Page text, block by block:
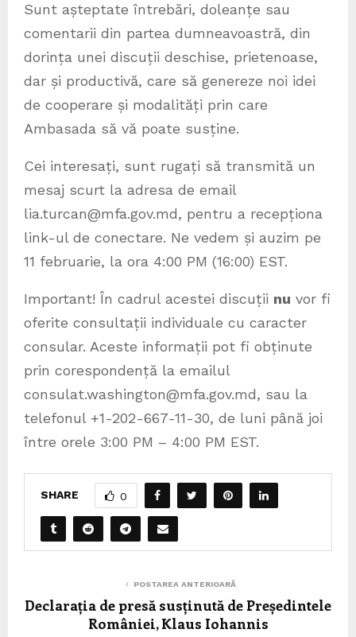
Sunt așteptate întrebări, doleanțe sau
comentarii din partea dumneavoastră, din
dorința unei discuții deschise, prietenoase,
dar și productivă, care să genereze noi idei
de cooperare și modalități prin care
Ambasada să vă poate susține.
Cei interesați, sunt rugați să transmită un
mesaj scurt la adresa de email
lia.turcan@mfa.gov.md, pentru a recepționa
link-ul de conectare. Ne vedem și auzim pe
11 februarie, la ora 4:00 PM (16:00) EST.
Important! În cadrul acestei discuții nu vor fi
oferite consultații individuale cu caracter
consular. Aceste informații pot fi obținute
prin corespondență la emailul
consulat.washington@mfa.gov.md, sau la
telefonul +1-202-667-11-30, de luni până joi
între orele 3:00 PM – 4:00 PM EST.
SHARE 0
POSTAREA ANTERIOARĂ
Declarația de presă susținută de Președintele
României, Klaus Iohannis